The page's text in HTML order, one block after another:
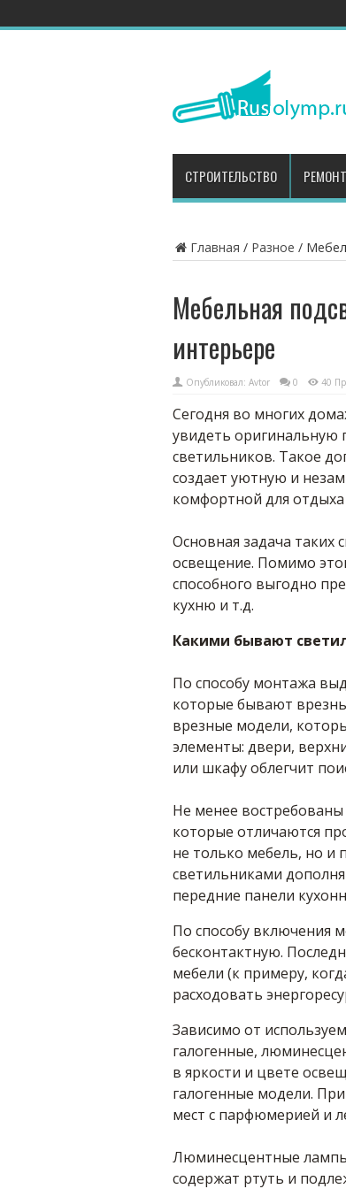
СТРОИТЕЛЬСТВО РЕМОНТ
Главная / Разное /
Мебельная
интерьере
Опубликовал: Avtor 0 40
Сегодня во многих
увидеть оригинальную
светильников. Такое
создает уютную и
комфортной для отдыха
Основная задача таких
освещение. Помимо
способного выгодно
кухню и т.д.
Какими бывают
По способу монтажа
которые бывают
врезные модели,
элементы: двери,
или шкафу облегчит
Не менее
которые отличаются
не только мебель, но и
светильниками
передние панели
По способу включения
бесконтактную.
мебели (к примеру,
расходовать
Зависимо от
галогенные,
в яркости и цвете
галогенные модели.
мест с парфюмерией и
Люминесцентные
содержат ртуть и